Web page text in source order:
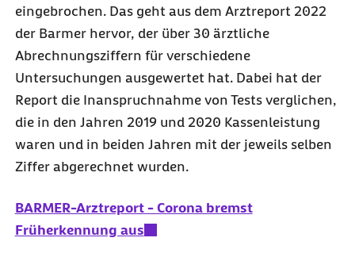
eingebrochen. Das geht aus dem Arztreport 2022
der Barmer hervor, der über 30 ärztliche
Abrechnungsziffern für verschiedene
Untersuchungen ausgewertet hat. Dabei hat der
Report die Inanspruchnahme von Tests verglichen,
die in den Jahren 2019 und 2020 Kassenleistung
waren und in beiden Jahren mit der jeweils selben
Ziffer abgerechnet wurden.
BARMER-Arztreport - Corona bremst
Früherkennung aus